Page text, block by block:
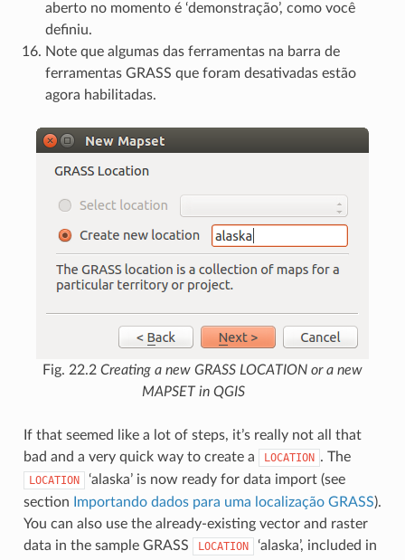
aberto no momento é ‘demonstração’, como você
definiu.
Note que algumas das ferramentas na barra de
ferramentas GRASS que foram desativadas estão
agora habilitadas.
Fig. 22.2 Creating a new GRASS LOCATION or a new
MAPSET in QGIS
If that seemed like a lot of steps, it’s really not all that
bad and a very quick way to create a
LOCATION . The
LOCATION
‘alaska’ is now ready for data import (see
section
Importando dados para uma localização GRASS).
You can also use the already-existing vector and raster
data in the sample GRASS
LOCATION
‘alaska’, included in